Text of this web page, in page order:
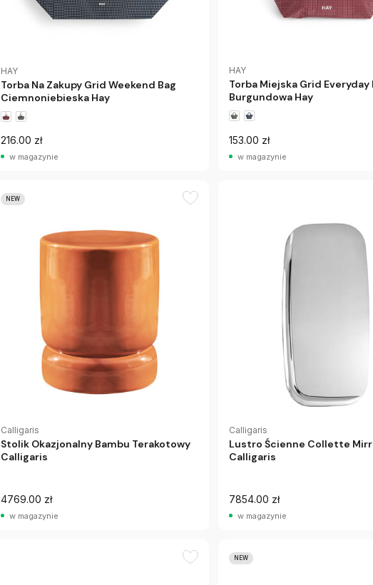
HAY
Torba Na Zakupy Grid Weekend Bag
Ciemnoniebieska Hay
216.00 zł
w magazynie
HAY
Torba Miejska Grid Everyday
Burgundowa Hay
153.00 zł
w magazynie
NEW
Calligaris
Stolik Okazjonalny Bambu Terakotowy
Calligaris
4769.00 zł
w magazynie
Calligaris
Lustro Ścienne Collette
Calligaris
7854.00 zł
w magazynie
NEW